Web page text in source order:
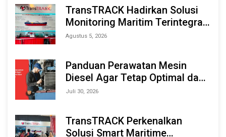
TransTRACK Hadirkan Solusi
Monitoring Maritim Terintegrasi
Berbasis AI & IoT di Indonesia
2026
Agustus 5, 2026
Panduan Perawatan Mesin
Diesel Agar Tetap Optimal dan
Tahan Lama
Juli 30, 2026
TransTRACK Perkenalkan
Solusi Smart Maritime